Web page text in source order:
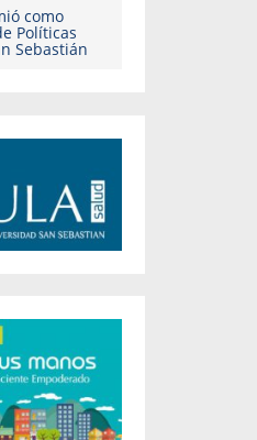
como
Políticas
Sebastián